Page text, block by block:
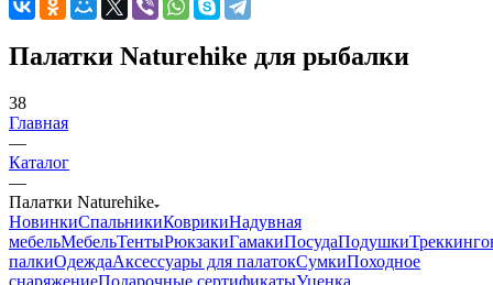
Палатки Naturehike для рыбалки
38
Главная
—
Каталог
—
Палатки Naturehike
НовинкиСпальникиКоврикиНадувная
мебельМебельТентыРюкзакиГамакиПосудаПодушки
палкиОдеждаАксессуары для палатокСумкиПоходное
снаряжениеПодарочные сертификатыУценка